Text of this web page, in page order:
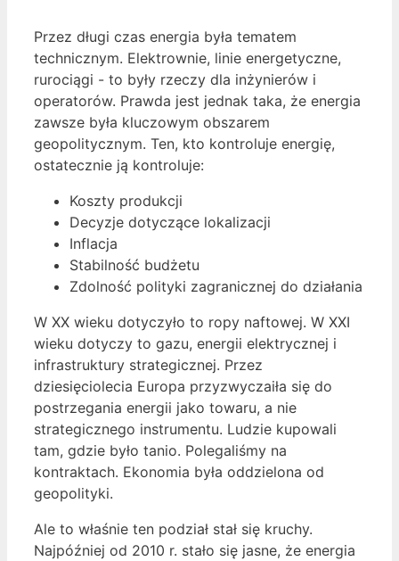
Przez długi czas energia była tematem
technicznym. Elektrownie, linie energetyczne,
rurociągi - to były rzeczy dla inżynierów i
operatorów. Prawda jest jednak taka, że energia
zawsze była kluczowym obszarem
geopolitycznym. Ten, kto kontroluje energię,
ostatecznie ją kontroluje:
Koszty produkcji
Decyzje dotyczące lokalizacji
Inflacja
Stabilność budżetu
Zdolność polityki zagranicznej do działania
W XX wieku dotyczyło to ropy naftowej. W XXI
wieku dotyczy to gazu, energii elektrycznej i
infrastruktury strategicznej. Przez
dziesięciolecia Europa przyzwyczaiła się do
postrzegania energii jako towaru, a nie
strategicznego instrumentu. Ludzie kupowali
tam, gdzie było tanio. Polegaliśmy na
kontraktach. Ekonomia była oddzielona od
geopolityki.
Ale to właśnie ten podział stał się kruchy.
Najpóźniej od 2010 r. stało się jasne, że energia